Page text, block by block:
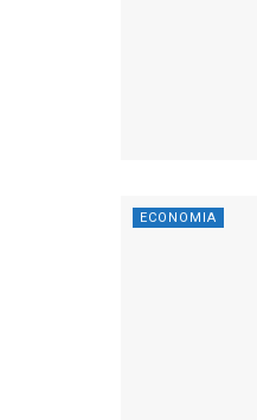
ECONOMIA